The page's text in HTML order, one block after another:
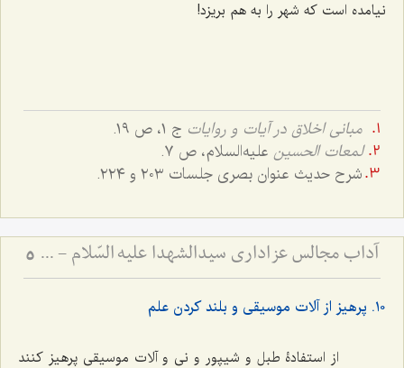
نیامده است که شهر را به هم بریزد!
مبانی اخلاق در آیات و روایات ج ١، ص ١٩.
لمعات الحسین علیه‌السلام، ص ٧.
شرح حدیث عنوان بصری جلسات ٢٠٣ و ٢٢٤.
آداب مجالس عزاداری سیدالشهدا علیه السّلام - و دستورات بزرگان راجع به ماه‌های محرم و صفر 5
١٠. پرهیز از آلات موسیقی و بلند کردن علم
از استفادۀ طبل و شیپور و نی و آلات موسیقی پرهیز کنند